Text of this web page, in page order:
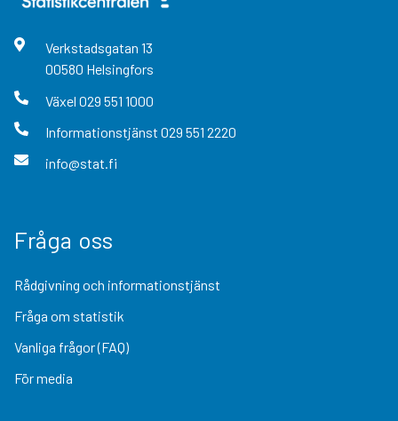
Verkstadsgatan 13
00580 Helsingfors
Växel 029 551 1000
Informationstjänst 029 551 2220
info@stat.fi
Fråga oss
Rådgivning och informationstjänst
Fråga om statistik
Vanliga frågor (FAQ)
För media